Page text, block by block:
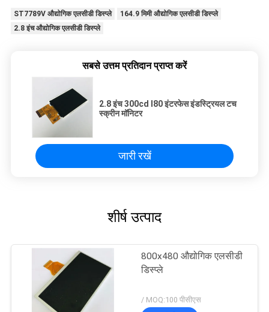
ST7789V औद्योगिक एलसीडी डिस्प्ले
164.9 मिमी औद्योगिक एलसीडी डिस्प्ले
2.8 इंच औद्योगिक एलसीडी डिस्प्ले
सबसे उत्तम प्रतिदान प्राप्त करें
2.8 इंच 300cd I80 इंटरफेस इंडस्ट्रियल टच
स्क्रीन मॉनिटर
जारी रखें
शीर्ष उत्पाद
800x480 औद्योगिक एलसीडी
डिस्प्ले
/ MOQ:100 पीसीएस